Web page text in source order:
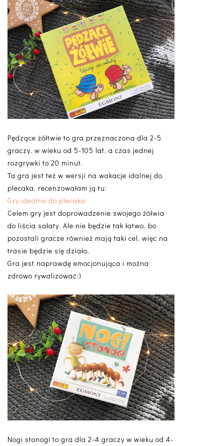
Pędzące żółtwie to gra przeznaczona dla 2-5
graczy, w wieku od 5-105 lat, a czas jednej
rozgrywki to 20 minut.
Ta gra jest też w wersji na wakacje idalnej do
plecaka, recenzowałam ją tu:
Gry idealne do plecaka
Celem gry jest doprowadzenie swojego żółwia
do liścia sałaty. Ale nie będzie tak łatwo, bo
pozostali gracze również mają taki cel, więc na
trasie będzie się działo.
Gra jest naprawdę emocjonująca i można
zdrowo rywalizować:)
Nogi stonogi to gra dla 2-4 graczy w wieku od 4-